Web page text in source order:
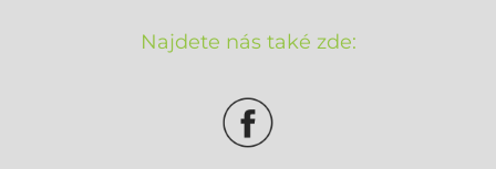
Najdete nás také zde: